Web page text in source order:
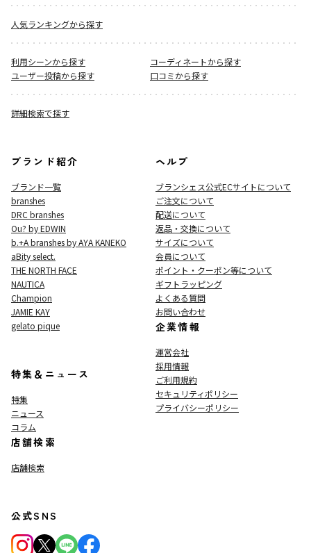
人気ランキングから探す
利用シーンから探す
コーディネートから探す
ユーザー投稿から探す
口コミから探す
詳細検索で探す
ブランド紹介
ブランド一覧
branshes
DRC branshes
Ou? by EDWIN
b.+A branshes by AYA KANEKO
aBity select.
THE NORTH FACE
NAUTICA
Champion
JAMIE KAY
gelato pique
特集＆ニュース
特集
ニュース
コラム
店舗検索
店舗検索
ヘルプ
ブランシェス公式ECサイトについて
ご注文について
配送について
返品・交換について
サイズについて
会員について
ポイント・クーポン等について
ギフトラッピング
よくある質問
お問い合わせ
企業情報
運営会社
採用情報
ご利用規約
セキュリティポリシー
プライバシーポリシー
公式SNS